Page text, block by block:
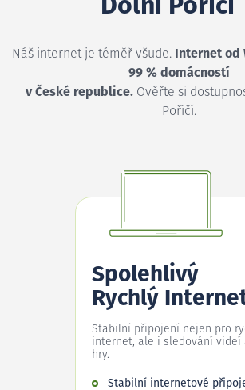
Dolní Poříčí
Náš internet je téměř všude. Internet od
99 % domácností
v České republice. Ověřte si
Poříčí.
Spolehlivý
Rychlý
Stabilní připojení nejen pro
internet, ale i sledování videí
hry.
Stabilní internetové